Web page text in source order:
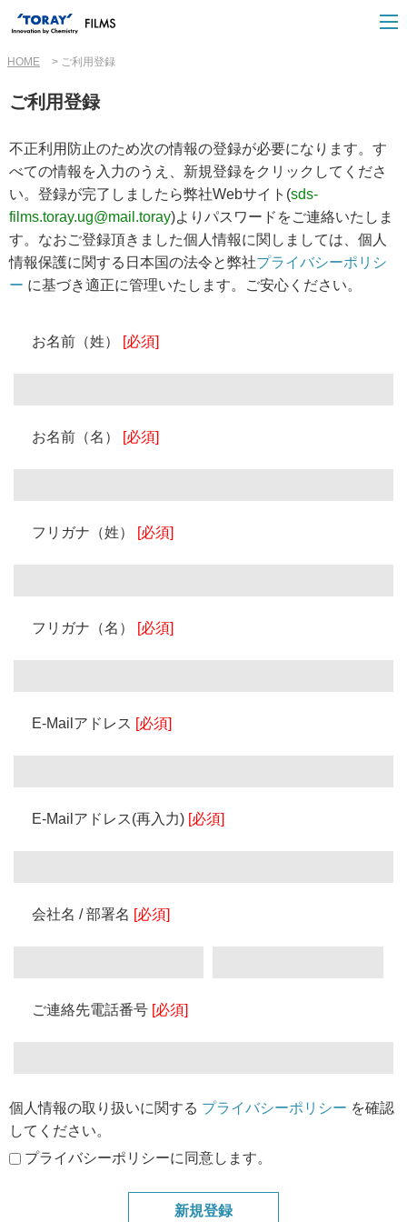
HOME ご利用登録
ご利用登録
不正利用防止のため次の情報の登録が必要になります。す
べての情報を入力のうえ、新規登録をクリックしてくださ
い。登録が完了しましたら弊社Webサイト(sds-
films.toray.ug@mail.toray)よりパスワードをご連絡いたしま
す。なおご登録頂きました個人情報に関しましては、個人
情報保護に関する日本国の 法令と弊社プライバシーポリシ
ー に基づき適正に管理いたします。ご安心ください。
お名前（姓） [必須]
お名前（名） [必須]
フリガナ（姓） [必須]
フリガナ（名） [必須]
E-Mailアドレス [必須]
E-Mailアドレス(再入力) [必須]
会社名 / 部署名 [必須]
ご連絡先電話番号 [必須]
個人情報の取り扱いに関する プライバシーポリシー を確認
してください。
プライバシーポリシーに同意します。